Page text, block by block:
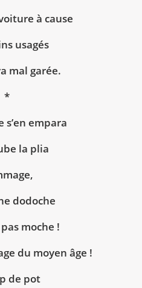
à cause
usagés
mal garée.
*
s’en empara
la plia
dodoche
moche !
du moyen âge !
de pot